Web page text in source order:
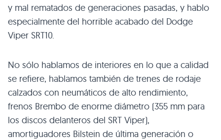
y mal rematados de generaciones pasadas, y hablo
especialmente del horrible acabado del Dodge
Viper SRT10.
No sólo hablamos de interiores en lo que a calidad
se refiere, hablamos también de trenes de rodaje
calzados con neumáticos de alto rendimiento,
frenos Brembo de enorme diámetro (355 mm para
los discos delanteros del SRT Viper),
amortiguadores Bilstein de última generación o